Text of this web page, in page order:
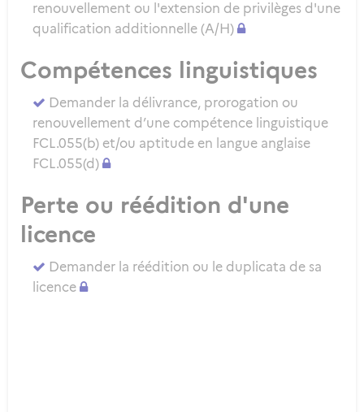
renouvellement ou l'extension de privilèges d'une
qualification additionnelle (A/H)
Compétences linguistiques
Demander la délivrance, prorogation ou
renouvellement d’une compétence linguistique
FCL.055(b) et/ou aptitude en langue anglaise
FCL.055(d)
Perte ou réédition d'une
licence
Demander la réédition ou le duplicata de sa
licence